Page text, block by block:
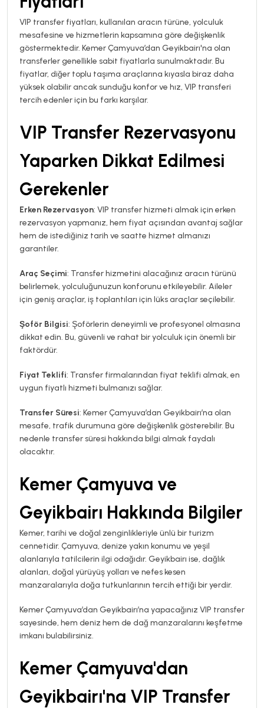
VIP transfer fiyatları, kullanılan aracın türüne, yolculuk
mesafesine ve hizmetlerin kapsamına göre değişkenlik
göstermektedir. Kemer Çamyuva’dan Geyikbairı'na olan
transferler genellikle sabit fiyatlarla sunulmaktadır. Bu
fiyatlar, diğer toplu taşıma araçlarına kıyasla biraz daha
yüksek olabilir ancak sunduğu konfor ve hız, VIP transferi
tercih edenler için bu farkı karşılar.
VIP Transfer Rezervasyonu
Yaparken Dikkat Edilmesi
Gerekenler
Erken Rezervasyon: VIP transfer hizmeti almak için erken
rezervasyon yapmanız, hem fiyat açısından avantaj sağlar
hem de istediğiniz tarih ve saatte hizmet almanızı
garantiler.
Araç Seçimi: Transfer hizmetini alacağınız aracın türünü
belirlemek, yolculuğunuzun konforunu etkileyebilir. Aileler
için geniş araçlar, iş toplantıları için lüks araçlar seçilebilir.
Şoför Bilgisi: Şoförlerin deneyimli ve profesyonel olmasına
dikkat edin. Bu, güvenli ve rahat bir yolculuk için önemli bir
faktördür.
Fiyat Teklifi: Transfer firmalarından fiyat teklifi almak, en
uygun fiyatlı hizmeti bulmanızı sağlar.
Transfer Süresi: Kemer Çamyuva’dan Geyikbairı’na olan
mesafe, trafik durumuna göre değişkenlik gösterebilir. Bu
nedenle transfer süresi hakkında bilgi almak faydalı
olacaktır.
Kemer Çamyuva ve
Geyikbairı Hakkında Bilgiler
Kemer, tarihi ve doğal zenginlikleriyle ünlü bir turizm
cennetidir. Çamyuva, denize yakın konumu ve yeşil
alanlarıyla tatilcilerin ilgi odağıdır. Geyikbairı ise, dağlık
alanları, doğal yürüyüş yolları ve nefes kesen
manzaralarıyla doğa tutkunlarının tercih ettiği bir yerdir.
Kemer Çamyuva’dan Geyikbairı’na yapacağınız VIP transfer
sayesinde, hem deniz hem de dağ manzaralarını keşfetme
imkanı bulabilirsiniz.
Kemer Çamyuva'dan
Geyikbairı'na VIP Transfer